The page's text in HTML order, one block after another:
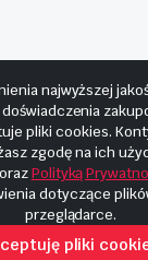
i budowa
najwyższej
pliki cookies.
zgodę na ich
orazPolityką
dotyczące
przeglądarce.
pliki